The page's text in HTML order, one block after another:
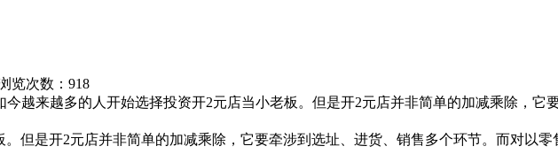
览次数： 918
今越来越多的人开始选择投资开2元店当小老板。但是开2元店并非简单的加减乘除，它
但是开2元店并非简单的加减乘除，它要牵涉到选址、进货、销售多个环节。而对以